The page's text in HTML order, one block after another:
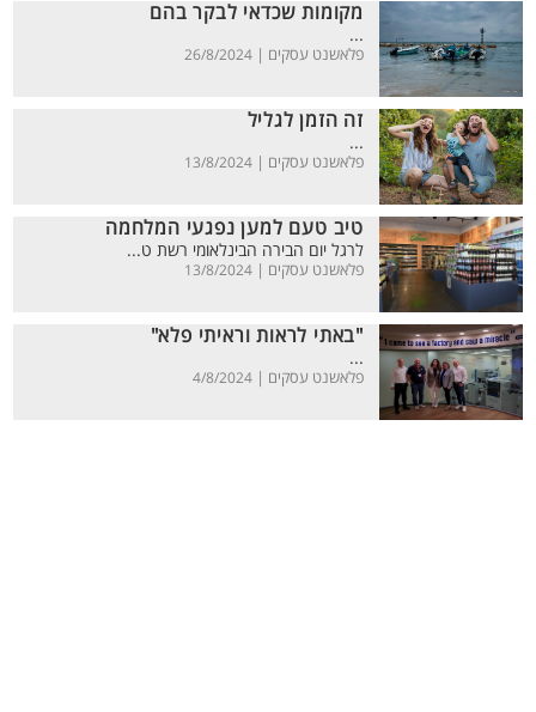
מקומות שכדאי לבקר בהם
...
פלאשנט עסקים | 26/8/2024
זה הזמן לגליל
...
פלאשנט עסקים | 13/8/2024
טיב טעם למען נפגעי המלחמה
לרגל יום הבירה הבינלאומי רשת ט...
פלאשנט עסקים | 13/8/2024
"באתי לראות וראיתי פלא"
...
פלאשנט עסקים | 4/8/2024